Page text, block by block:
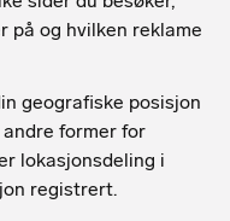
på og hvilken reklame
geografiske posisjon
former for
lokasjonsdeling i
registrert.